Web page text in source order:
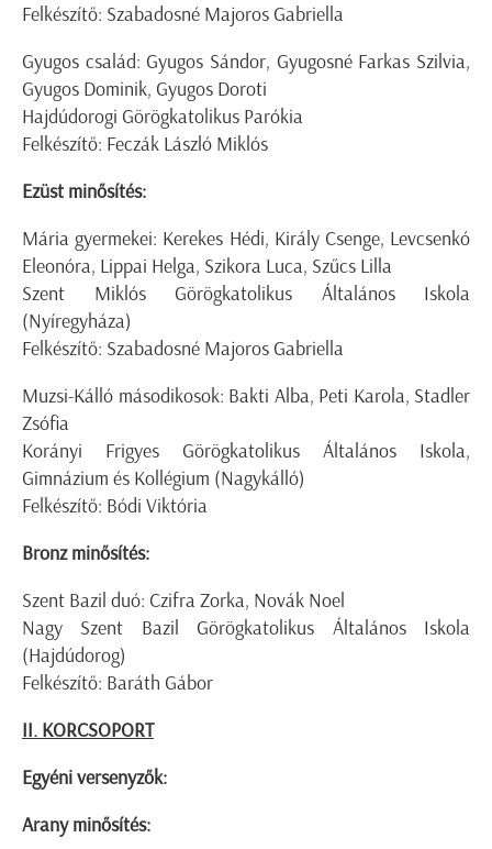
Felkészítő: Szabadosné Majoros Gabriella
Gyugos család: Gyugos Sándor, Gyugosné Farkas Szilvia,
Gyugos Dominik, Gyugos Doroti
Hajdúdorogi Görögkatolikus Parókia
Felkészítő: Feczák László Miklós
Ezüst minősítés:
Mária gyermekei: Kerekes Hédi, Király Csenge, Levcsenkó
Eleonóra, Lippai Helga, Szikora Luca, Szűcs Lilla
Szent Miklós Görögkatolikus Általános Iskola
(Nyíregyháza)
Felkészítő: Szabadosné Majoros Gabriella
Muzsi-Kálló másodikosok: Bakti Alba, Peti Karola, Stadler
Zsófia
Korányi Frigyes Görögkatolikus Általános Iskola,
Gimnázium és Kollégium (Nagykálló)
Felkészítő: Bódi Viktória
Bronz minősítés:
Szent Bazil duó: Czifra Zorka, Novák Noel
Nagy Szent Bazil Görögkatolikus Általános Iskola
(Hajdúdorog)
Felkészítő: Baráth Gábor
II. KORCSOPORT
Egyéni versenyzők:
Arany minősítés: